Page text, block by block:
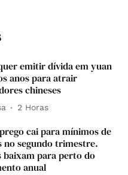
emitir dívida em yuan
anos para atrair
chineses
2 Horas
cai para mínimos de
no segundo trimestre.
baixam para perto do
anual